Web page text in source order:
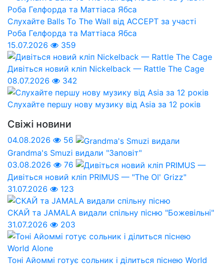
Слухайте Balls To The Wall від ACCEPT за участі
Роба Гелфорда та Маттіаса Ябса
15.07.2026
359
Дивіться новий кліп Nickelback — Rattle The Cage
08.07.2026
342
Слухайте першу нову музику від Asia за 12 років
Свіжі новини
04.08.2026
56
Grandma's Smuzi видали "Заповіт"
03.08.2026
76
Дивіться новий кліп PRIMUS — "The Ol' Grizz"
31.07.2026
123
СКАЙ та JAMALA видали спільну пісню "Божевільні"
31.07.2026
203
Тоні Айоммі готує сольник і ділиться піснею World